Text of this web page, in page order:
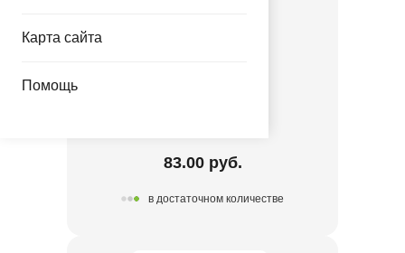
Карта сайта
Помощь
83.00 руб.
в достаточном количестве